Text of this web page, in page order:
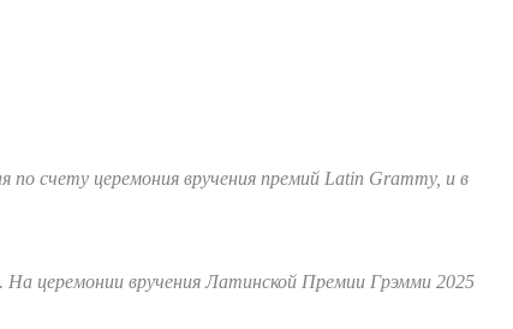
счету церемония вручения премий Latin Grammy, и в
церемонии вручения Латинской Премии Грэмми 2025